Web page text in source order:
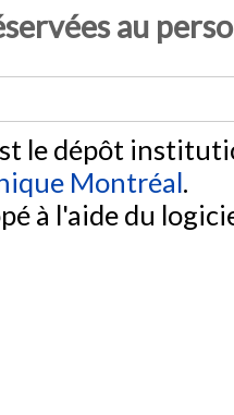
au
le dépôt
Montréal.
à l'aide du